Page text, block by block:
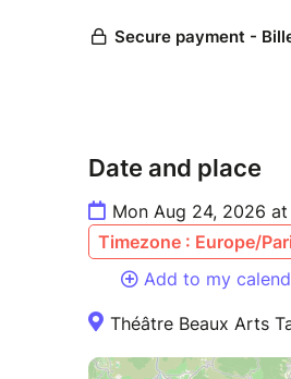
Un stage idéal pour
FICHE D'INSCRIPTION
Date and place
Mon Aug 24, 2026
Timezone : Europe/
Add to my
Théâtre Beaux Arts